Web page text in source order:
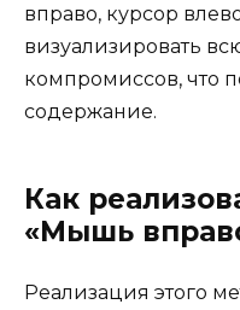
вправо, курсор
визуализировать
компромиссов, что
содержание.
Как
«Мышь
Реализация этого